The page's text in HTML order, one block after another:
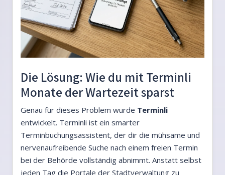
Die Lösung: Wie du mit Terminli
Monate der Wartezeit sparst
Genau für dieses Problem wurde Terminli
entwickelt. Terminli ist ein smarter
Terminbuchungsassistent, der dir die mühsame und
nervenaufreibende Suche nach einem freien Termin
bei der Behörde vollständig abnimmt. Anstatt selbst
jeden Tag die Portale der Stadtverwaltung zu